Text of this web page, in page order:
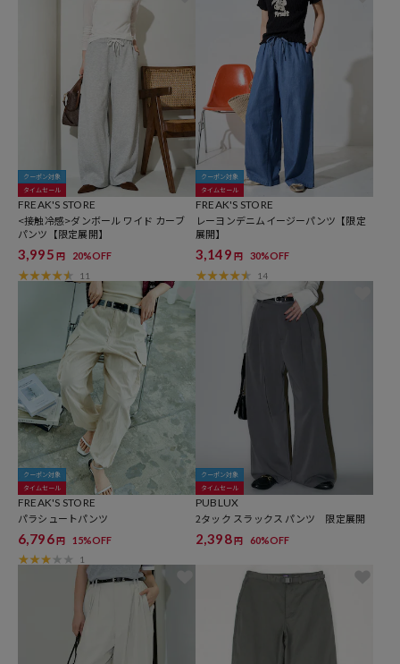
クーポン対象
タイムセール
FREAK'S STORE
<接触冷感>ダンボール ワイド カーブ
パンツ【限定展開】
3,995 円 20%OFF
11
クーポン対象
タイムセール
FREAK'S STORE
レーヨンデニムイージーパンツ【限定
展開】
3,149 円 30%OFF
14
クーポン対象
タイムセール
FREAK'S STORE
パラシュートパンツ
6,796円 15%OFF
1
クーポン対象
タイムセール
PUBLUX
2タック スラックス パンツ 限定展開
2,398円 60%OFF